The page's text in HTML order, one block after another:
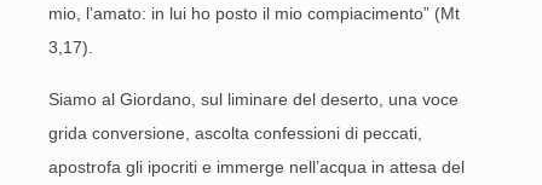
mio, l’amato: in lui ho posto il mio compiacimento” (Mt
3,17).
Siamo al Giordano, sul liminare del deserto, una voce
grida conversione, ascolta confessioni di peccati,
apostrofa gli ipocriti e immerge nell’acqua in attesa del